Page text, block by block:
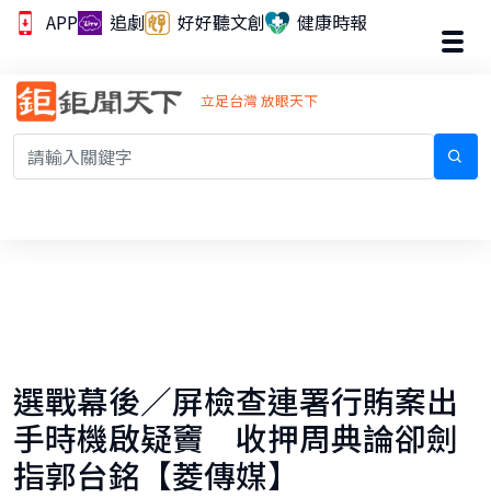
APP 追劇 好好聽文創 健康時報
立足台灣 放眼天下
選戰幕後／屏檢查連署行賄案出
手時機啟疑竇 收押周典論卻劍
指郭台銘【菱傳媒】